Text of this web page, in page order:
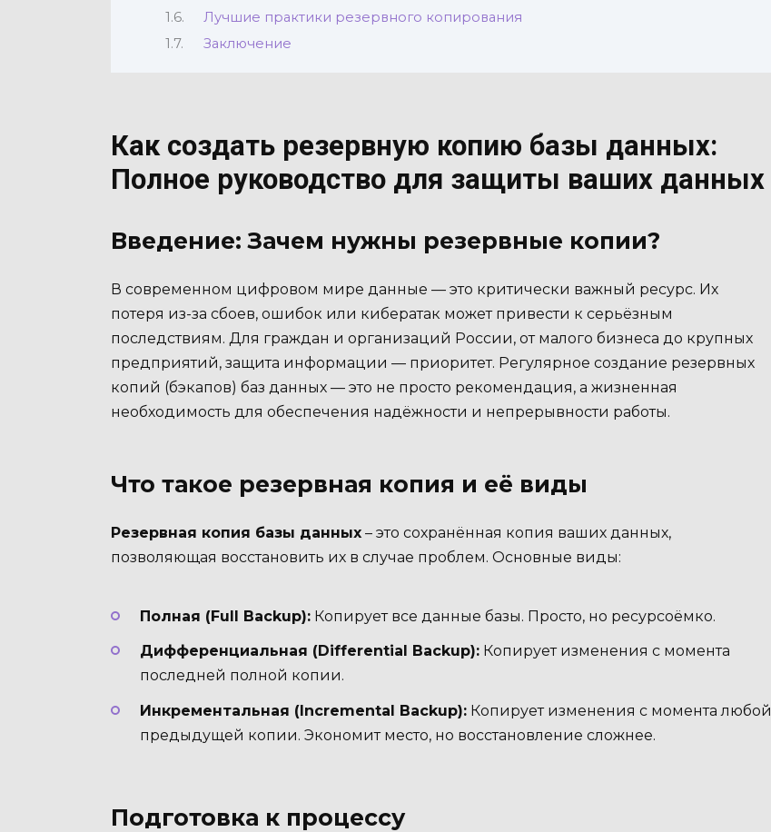
Лучшие практики резервного копирования
Заключение
Как создать резервную копию базы данных:
Полное руководство для защиты ваших данных
Введение: Зачем нужны резервные копии?
В современном цифровом мире данные — это критически важный ресурс. Их
потеря из-за сбоев, ошибок или кибератак может привести к серьёзным
последствиям. Для граждан и организаций России, от малого бизнеса до крупных
предприятий, защита информации — приоритет. Регулярное создание резервных
копий (бэкапов) баз данных — это не просто рекомендация, а жизненная
необходимость для обеспечения надёжности и непрерывности работы.
Что такое резервная копия и её виды
Резервная копия базы данных – это сохранённая копия ваших данных,
позволяющая восстановить их в случае проблем. Основные виды:
Полная (Full Backup): Копирует все данные базы. Просто, но ресурсоёмко.
Дифференциальная (Differential Backup): Копирует изменения с момента
последней полной копии.
Инкрементальная (Incremental Backup): Копирует изменения с момента любой
предыдущей копии. Экономит место, но восстановление сложнее.
Подготовка к процессу